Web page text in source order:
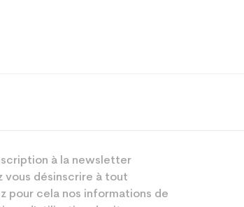
à la newsletter
vous désinscrire à tout
pour cela nos informations de